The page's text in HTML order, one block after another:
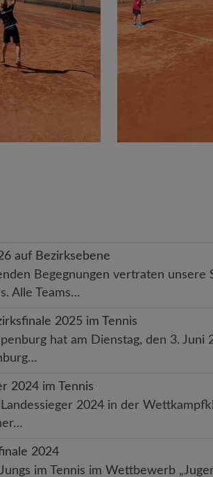
auf Bezirksebene
Begegnungen vertraten unsere
Alle Teams…
2025 im Tennis
hat am Dienstag, den 3.
2024 im Tennis
Landessieger 2024 in der
2024
im Tennis im Wettbewerb